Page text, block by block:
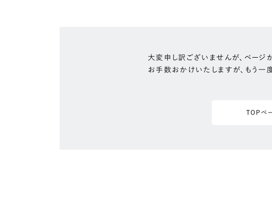
大変申し訳ございませんが、ページ
お手数おかけいたしますが、もう一
TOPペ